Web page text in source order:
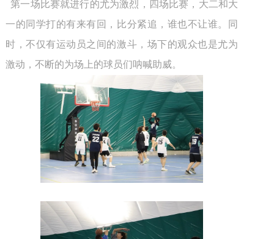
第一场比赛就进行的尤为激烈，四场比赛，大二和大
一的同学打的有来有回，比分紧追，谁也不让谁。同
时，不仅有运动员之间的激斗，场下的观众也是尤为
激动，不断的为场上的球员们呐喊助威。